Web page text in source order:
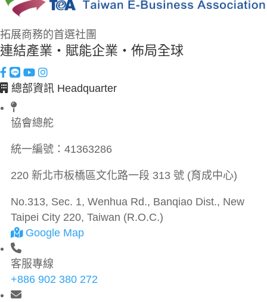
拓展商務的首選社團
連結產業・賦能企業・佈局全球
總部資訊 Headquarter
協會總舵
統一編號： 41363286
220 新北市板橋區文化路一段 313 號 (育成中心)
No.313, Sec. 1, Wenhua Rd., Banqiao Dist., New
Taipei City 220, Taiwan (R.O.C.)
Google Map
客服專線
+886 902 380 272